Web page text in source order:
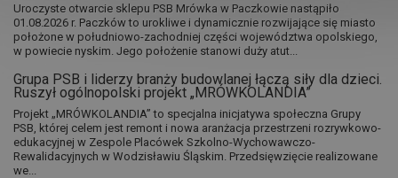
Uroczyste otwarcie sklepu PSB Mrówka w Paczkowie nastąpiło
01.08.2026 r. Paczków to urokliwe i dynamicznie rozwijające się miasto
położone w południowo-zachodniej części województwa opolskiego,
w powiecie nyskim. Jego położenie stanowi duży atut...
Grupa PSB i liderzy branży budowlanej łączą siły dla dzieci.
Ruszył ogólnopolski projekt „MRÓWKOLANDIA”
Projekt „MRÓWKOLANDIA” to specjalna inicjatywa społeczna Grupy
PSB, której celem jest remont i nowa aranżacja przestrzeni rozrywkowo-
edukacyjnej w Zespole Placówek Szkolno-Wychowawczo-
Rewalidacyjnych w Wodzisławiu Śląskim. Przedsięwzięcie realizowane
we...